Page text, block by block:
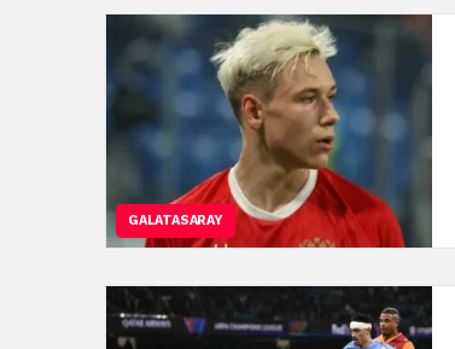
GALATASARAY